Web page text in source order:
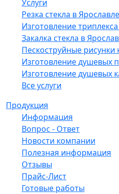
Услуги
Резка стекла в Ярославле
Изготовление
Закалка стекла в
Пескоструйные рисунки
Изготовление душевых
Изготовление душевых
Все услуги
Продукция
Информация
Вопрос - Ответ
Новости компании
Полезная информация
Отзывы
Прайс-Лист
Готовые работы